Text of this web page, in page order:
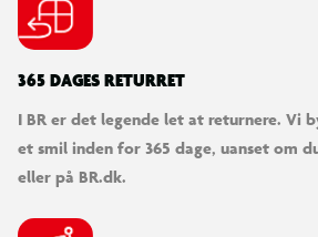
365 DAGES RETURRET
I BR er det legende let at returnere. Vi
et smil inden for 365 dage, uanset om
eller på BR.dk.